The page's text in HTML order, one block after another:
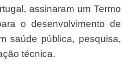
assinaram um Termo
o desenvolvimento de
saúde pública, pesquisa,
técnica.